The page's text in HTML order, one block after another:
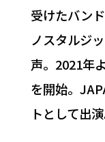
受けたバン
ノスタルジ
声。2021年
を開始。
トとして出演